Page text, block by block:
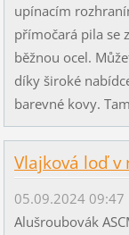
upínacím
přímočará pila se
běžnou ocel.
díky široké
barevné kovy.
Vlajková loď
05.09.2024 09:47
Alušroubovák